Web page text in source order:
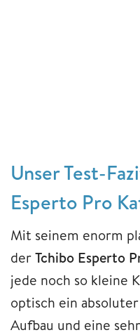
Unser Test-
Esperto Pro
Mit seinem enorm
derTchibo Esperto
jede noch so kleine
optisch ein
Aufbau und eine